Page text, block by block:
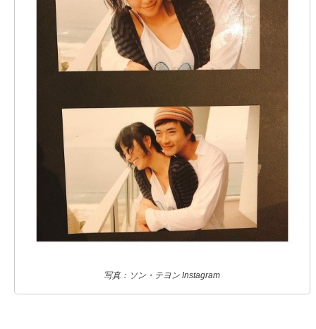
写真：ソン・テヨン Instagram